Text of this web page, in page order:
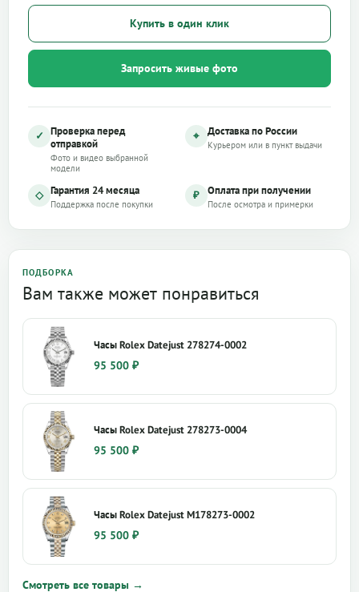
Купить в один клик
Запросить живые фото
✓ Проверка перед
отправкой
Фото и видео выбранной
модели
⌖ Доставка по России
Курьером или в пункт выдачи
◇ Гарантия 24 месяца
Поддержка после покупки
₽ Оплата при получении
После осмотра и примерки
ПОДБОРКА
Вам также может понравиться
Часы Rolex Datejust 278274-0002
95 500 ₽
Часы Rolex Datejust 278273-0004
95 500 ₽
Часы Rolex Datejust M178273-0002
95 500 ₽
Смотреть все товары →